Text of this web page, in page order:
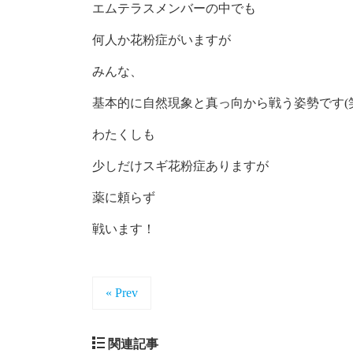
エムテラスメンバーの中でも
何人か花粉症がいますが
みんな、
基本的に自然現象と真っ向から戦う姿勢です(
わたくしも
少しだけスギ花粉症ありますが
薬に頼らず
戦います！
« Prev
関連記事